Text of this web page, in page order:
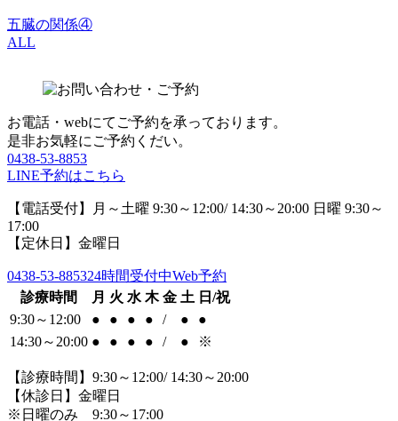
五臓の関係④
ALL
お電話・webにてご予約を承っております。
是非お気軽にご予約くだい。
0438-53-8853
LINE予約はこちら
【電話受付】月～土曜 9:30～12:00/ 14:30～20:00 日曜 9:30～
17:00
【定休日】金曜日
0438-53-885324時間受付中Web予約
診療時間
月 火 水 木 金 土 日/祝
9:30～12:00
● ● ● ● / ●
●
14:30～20:00 ● ● ● ● / ● ※
【診療時間】9:30～12:00/ 14:30～20:00
【休診日】金曜日
※日曜のみ 9:30～17:00